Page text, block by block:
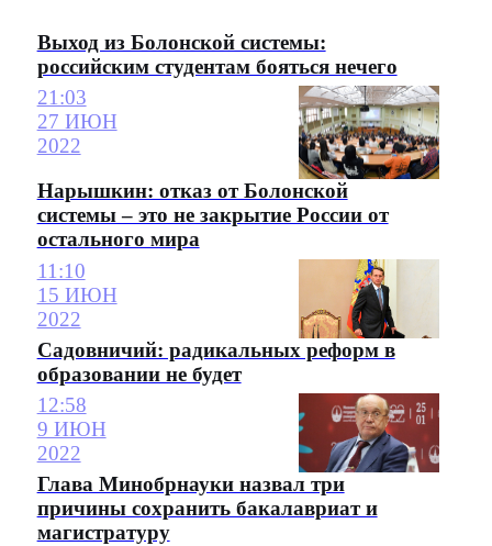
Выход из Болонской системы:
российским студентам бояться нечего
21:03
27 ИЮН
2022
Нарышкин: отказ от Болонской
системы – это не закрытие России от
остального мира
11:10
15 ИЮН
2022
Садовничий: радикальных реформ в
образовании не будет
12:58
9 ИЮН
2022
Глава Минобрнауки назвал три
причины сохранить бакалавриат и
магистратуру